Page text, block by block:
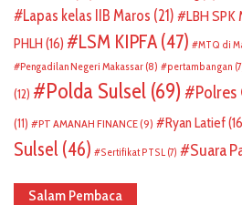
Lapas kelas IIB Maros (21) LBH SPK
PHLH (16) LSM KIPFA (47) MTQ di
Pengadilan Negeri Makassar (8) pertambangan
(12)
Polda Sulsel (69) Polres
(11)
PT AMANAH FINANCE(9) Ryan Latief
Sulsel (46) Sertifikat PTSL (7) Suara
Salam Pembaca